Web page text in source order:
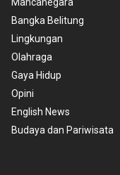
Mancanegara
Bangka Belitung
Lingkungan
Olahraga
Gaya Hidup
Opini
English News
Budaya dan Pariwisata